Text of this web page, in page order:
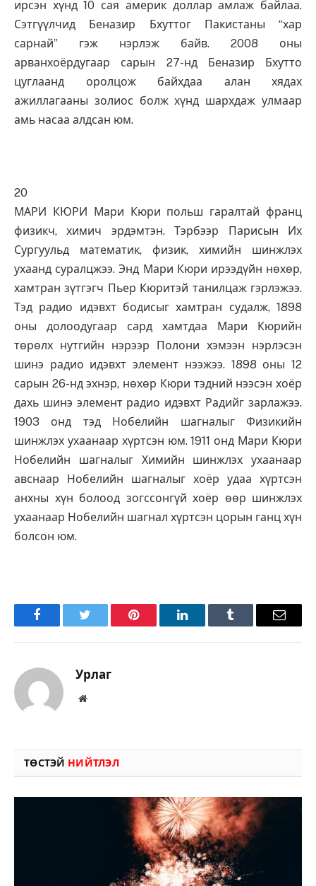
ирсэн хүнд 10 сая америк доллар амлаж байлаа.
Сэтгүүлчид Беназир Бхуттог Пакистаны “хар
сарнай” гэж нэрлэж байв. 2008 оны
арванхоёрдугаар сарын 27-нд Беназир Бхутто
цуглаанд оролцож байхдаа алан хядах
ажиллагааны золиос болж хүнд шархдаж улмаар
амь насаа алдсан юм.
20
МАРИ КЮРИ Мари Кюри польш гаралтай франц
физикч, химич эрдэмтэн. Тэрбээр Парисын Их
Сургуульд математик, физик, химийн шинжлэх
ухаанд суралцжээ. Энд Мари Кюри ирээдүйн нөхөр,
хамтран зүтгэгч Пьер Кюритэй танилцаж гэрлэжээ.
Тэд радио идэвхт бодисыг хамтран судалж, 1898
оны долоодугаар сард хамтдаа Мари Кюрийн
төрөлх нутгийн нэрээр Полони хэмээн нэрлэсэн
шинэ радио идэвхт элемент нээжээ. 1898 оны 12
сарын 26-нд эхнэр, нөхөр Кюри тэдний нээсэн хоёр
дахь шинэ элемент радио идэвхт Радийг зарлажээ.
1903 онд тэд Нобелийн шагналыг Физикийн
шинжлэх ухаанаар хүртсэн юм. 1911 онд Мари Кюри
Нобелийн шагналыг Химийн шинжлэх ухаанаар
авснаар Нобелийн шагналыг хоёр удаа хүртсэн
анхны хүн болоод зогссонгүй хоёр өөр шинжлэх
ухаанаар Нобелийн шагнал хүртсэн цорын ганц хүн
болсон юм.
FacebookTwitter Pinterest LinkedInTumblr Имэйл
Урлаг
Вэбсайт
ТӨСТЭЙ НИЙТЛЭЛ